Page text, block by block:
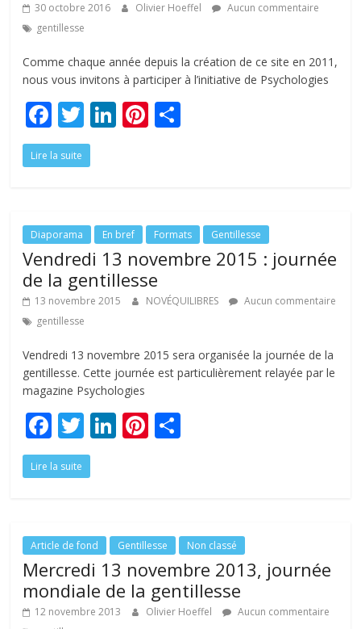
30 octobre 2016 Olivier Hoeffel
Aucun commentaire
gentillesse
Comme chaque année depuis la création de ce site en 2011,
nous vous invitons à participer à l’initiative de Psychologies
F
ac
e
o
o
k
T
w
itt
Li
dI
n
Pi
st er
Lire la suite
Diaporama En bref Formats Gentillesse
Vendredi 13 novembre 2015 : journée
de la gentillesse
13 novembre 2015 NOVÉQUILIBRES
Aucun commentaire
gentillesse
Vendredi 13 novembre 2015 sera organisée la journée de la
gentillesse. Cette journée est particulièrement relayée par le
magazine Psychologies
F
ac
e
o
o
k
T
w
itt
Li
dI
n
Pi
st er
Lire la suite
Article de fond Gentillesse Non classé
Mercredi 13 novembre 2013, journée
mondiale de la gentillesse
12 novembre 2013 Olivier Hoeffel
Aucun commentaire